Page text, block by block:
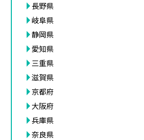
長野県
岐阜県
静岡県
愛知県
三重県
滋賀県
京都府
大阪府
兵庫県
奈良県